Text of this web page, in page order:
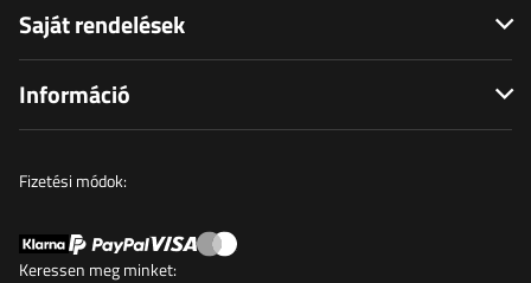
Saját rendelések
Információ
Fizetési módok:
Keressen meg minket: